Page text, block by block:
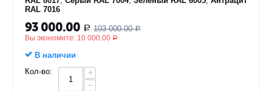
RAL 7016
93 000.00 Р 103 000.00 Р
Вы экономите: 10 000.00 Р
В наличии
Кол-во:
+
−